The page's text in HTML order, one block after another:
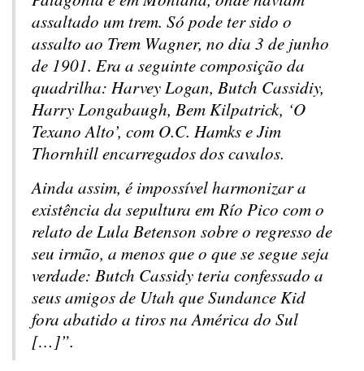
assaltado um trem. Só pode ter sido o
assalto ao Trem Wagner, no dia 3 de junho
de 1901. Era a seguinte composição da
quadrilha: Harvey Logan, Butch Cassidiy,
Harry Longabaugh, Bem Kilpatrick, ‘O
Texano Alto’, com O.C. Hamks e Jim
Thornhill encarregados dos cavalos.
Ainda assim, é impossível harmonizar a
existência da sepultura em Río Pico com o
relato de Lula Betenson sobre o regresso de
seu irmão, a menos que o que se segue seja
verdade: Butch Cassidy teria confessado a
seus amigos de Utah que Sundance Kid
fora abatido a tiros na América do Sul
[…]”.